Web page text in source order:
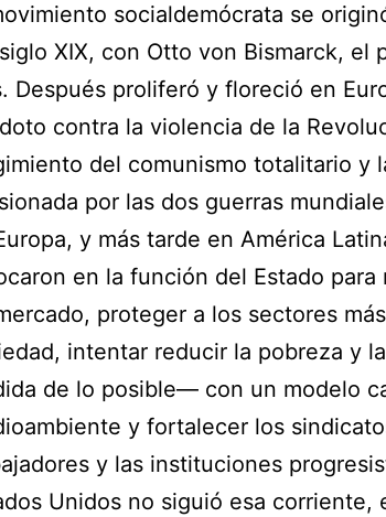
socialdemócrata se
XIX, con Otto von Bismarck, el
Después proliferó y floreció en
contra la violencia de la
del comunismo totalitario y
por las dos guerras
y más tarde en América
en la función del Estado para
proteger a los sectores
intentar reducir la pobreza y
de lo posible— con un modelo
y fortalecer los
y las instituciones
Unidos no siguió esa corriente,